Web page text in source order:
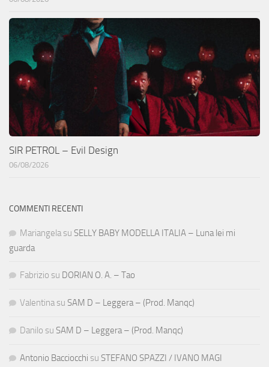
SIR PETROL – Evil Design
06/08/2026
COMMENTI RECENTI
Mariangela su SELLY BABY MODELLA ITALIA – Luna lei mi
guarda
Fabrizio su DORIAN O. A. – Tao
Valentina su SAM D – Leggera – (Prod. Manqc)
Danilo su SAM D – Leggera – (Prod. Manqc)
Antonio Bacciocchi su STEFANO SPAZZI / IVANO MAGI